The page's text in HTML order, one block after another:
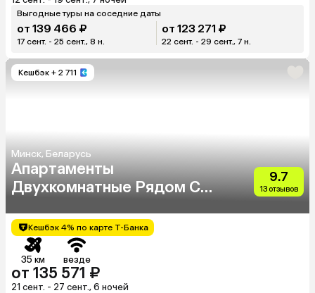
Выгодные туры на соседние даты
от 139 466 ₽
17 сент. - 25 сент., 8 н.
от 123 271 ₽
22 сент. - 29 сент., 7 н.
Кешбэк + 2 711
Минск, Беларусь
Апартаменты
Двухкомнатные Рядом Со
Фрунзенская
9.7
13 отзывов
Кешбэк 4% по карте Т-Банка
35 км везде
от 135 571 ₽
21 сент. - 27 сент., 6 ночей